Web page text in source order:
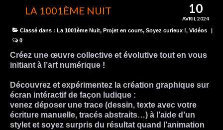
10
AVRIL 2024
LA 1001ÈME NUIT
Classé dans : La 1001ème Nuit, Projet en cours, Soyez curieux !, Vidéos
|
0
Créez une œuvre collective et évolutive tout en vous
initiant à l’art numérique !
Découvrez et expérimentez la création graphique sur
écran intéractifde façon ludique :
venez déposer une trace (dessin, texte avec votre
écriture manuelle, tracés abstraits…) à l’aide d’un
stylet et soyez surpris du résultat quand l’animation